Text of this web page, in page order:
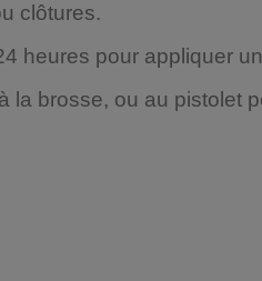
clôtures.
heures pour appliquer
la brosse, ou au pistolet